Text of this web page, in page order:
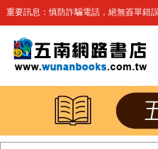
重要訊息：慎防詐騙電話，絕無簽單錯